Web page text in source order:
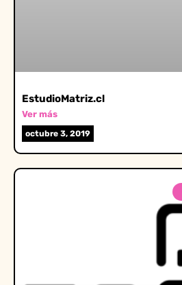
EstudioMatriz.cl
Ver más
octubre 3, 2019